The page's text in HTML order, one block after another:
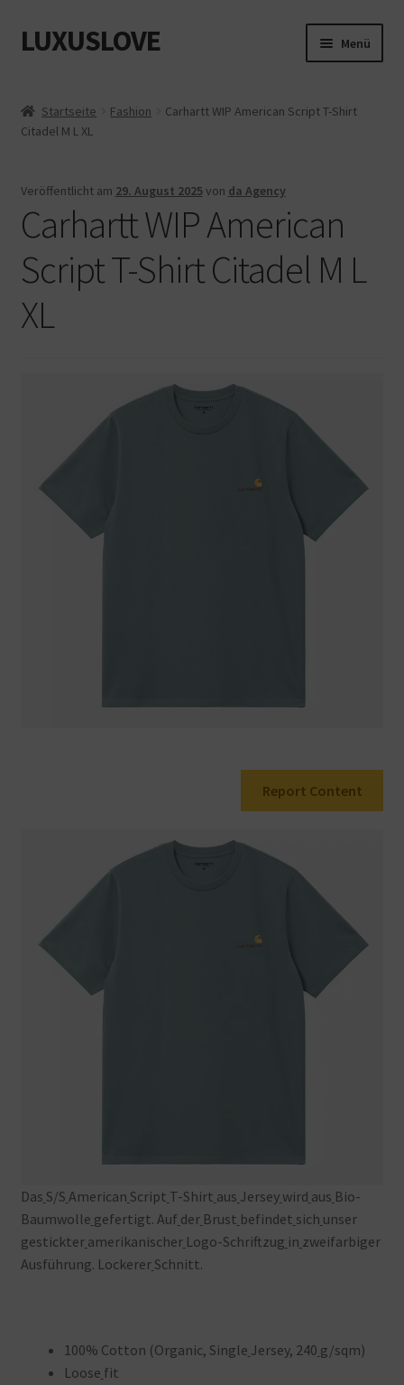
Zur
Navigation
Zum
Inhalt
LUXUSLOVE Menü
Cookie-Richtlinie (EU)
Datenschutz
Impressum
Kasse
Mein Konto
Startseite Fashion
Carhartt WIP American Script T-Shirt
Citadel M L XL
Veröffentlicht am 29. August 2025von da Agency
Carhartt WIP American
Script T-Shirt Citadel M L
XL
Report Content
Das S/S American Script T-Shirt aus Jersey wird aus Bio-
Baumwolle gefertigt. Auf der Brust befindet sich unser
gestickter amerikanischer Logo-Schriftzug in zweifarbiger
Ausführung. Lockerer Schnitt.
100% Cotton (Organic, Single Jersey, 240 g/sqm)
Loose fit